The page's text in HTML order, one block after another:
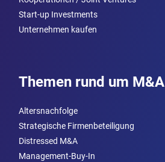
Start-up Investments
Unternehmen kaufen
Themen rund um M&A
Altersnachfolge
Strategische Firmenbeteiligung
Distressed M&A
Management-Buy-In